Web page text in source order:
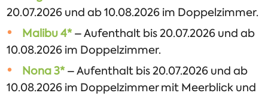
20.07.2026 und ab 10.08.2026 im Doppelzimmer.
Malibu 4*– Aufenthalt bis 20.07.2026 und ab
10.08.2026 im Doppelzimmer.
Nona 3*– Aufenthalt bis 20.07.2026 und ab
10.08.2026 im Doppelzimmer mit Meerblick und